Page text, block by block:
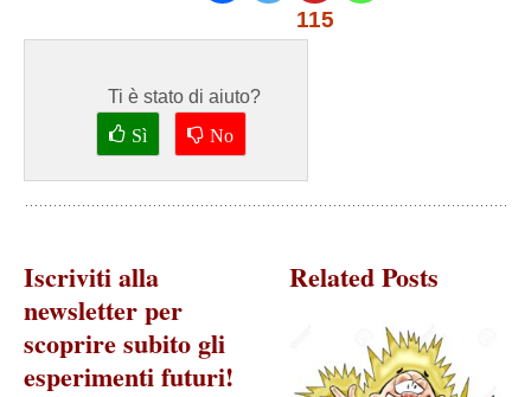
115
Ti è stato di aiuto?
Sì No
Iscriviti alla
newsletter per
scoprire subito gli
esperimenti futuri!
Related Posts